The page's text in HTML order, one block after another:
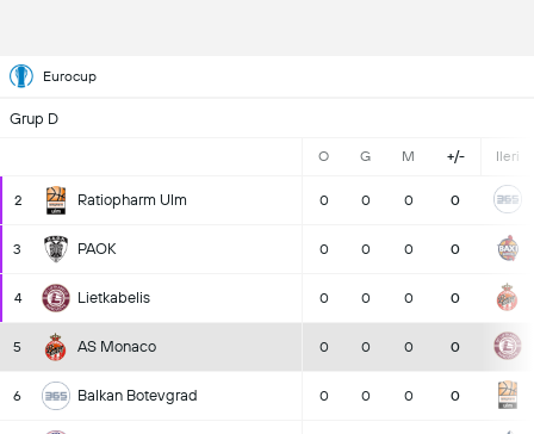
Eurocup
Grup D
O G M +/- Ileri
2 Ratiopharm Ulm 0 0 0 0
3 PAOK 0 0 0 0
4 Lietkabelis 0 0 0 0
5 AS Monaco 0 0 0 0
6 Balkan Botevgrad 0 0 0 0